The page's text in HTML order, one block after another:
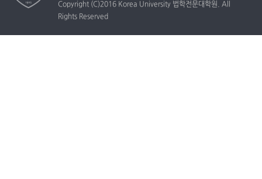
Copyright (C)2016 Korea University 법학전문대학원. All
Rights Reserved